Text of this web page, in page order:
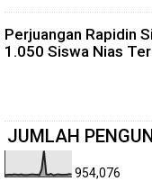
Perjuangan Rapidin
1.050 Siswa Nias
JUMLAH
954,076